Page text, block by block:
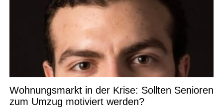
Wohnungsmarkt in der Krise: Sollten Senioren
zum Umzug motiviert werden?